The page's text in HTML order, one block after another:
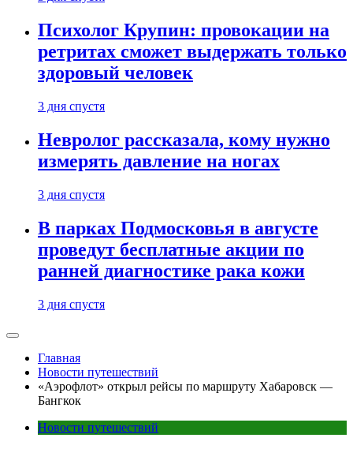
Психолог Крупин: провокации на
ретритах сможет выдержать только
здоровый человек
3 дня спустя
Невролог рассказала, кому нужно
измерять давление на ногах
3 дня спустя
В парках Подмосковья в августе
проведут бесплатные акции по
ранней диагностике рака кожи
3 дня спустя
Главная
Новости путешествий
«Аэрофлот» открыл рейсы по маршруту Хабаровск —
Бангкок
Новости путешествий